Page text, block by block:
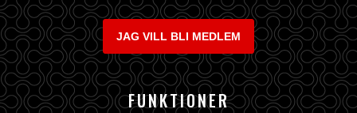
JAG VILL BLI MEDLEM
FUNKTIONER